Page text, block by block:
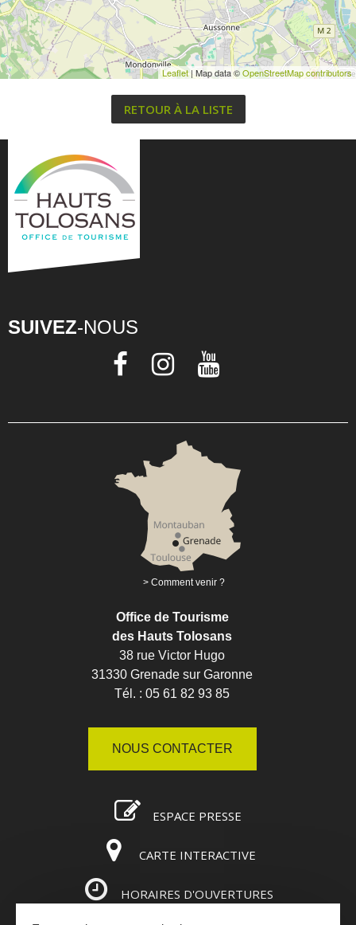
Leaflet| Map data ©OpenStreetMap contributors
RETOUR À LA LISTE
SUIVEZ-NOUS
Comment venir ?
Office de Tourisme
des Hauts Tolosans
38 rue Victor Hugo
31330 Grenade sur Garonne
Tél. : 05 61 82 93 85
NOUS CONTACTER
ESPACE PRESSE
CARTE INTERACTIVE
HORAIRES D'OUVERTURES